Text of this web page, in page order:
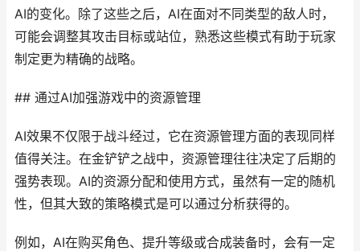
AI的变化。除了这些之后，AI在面对不同类型的敌人时，
可能会调整其攻击目标或站位，熟悉这些模式有助于玩家
制定更为精确的战略。
## 通过AI加强游戏中的资源管理
AI效果不仅限于战斗经过，它在资源管理方面的表现同样
值得关注。在金铲铲之战中，资源管理往往决定了后期的
强势表现。AI的资源分配和使用方式，虽然有一定的随机
性，但其大致的策略模式是可以通过分析获得的。
例如，AI在购买角色、提升等级或合成装备时，会有一定